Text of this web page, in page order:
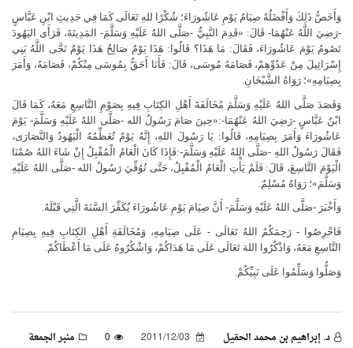
وَأَخَصُّ ذَلِكَ وَأَفْضَلُهُ صِيَامُ يَوْمِ عَاشُورَاءَ؛ شُكْرًا للهِ تَعَالَى كَمَا فِي حَدِيثِ ابْنِ عَبَّاسٍ
-رَضِيَ اللَّهُ عَنْهُمَا- قَالَ: «قَدِمَ النَّبِيُّ -صَلَّى اللهُ عَلَيْهِ وَسَلَّمَ- المَدِينَةَ، فَرَأَى اليَهُودَ
تَصُومُ يَوْمَ عَاشُورَاءَ، فَقَالَ: مَا هَذَا؟ قَالُوا: هَذَا يَوْمٌ صَالِحٌ هَذَا يَوْمٌ نَجَّى اللَّهُ بَنِي
إِسْرَائِيلَ مِنْ عَدُوِّهِمْ، فَصَامَهُ مُوسَى، قَالَ: فَأَنَا أَحَقُّ بِمُوسَى مِنْكُمْ، فَصَامَهُ، وَأَمَرَ
بِصِيَامِهِ»؛ رَوَاهُ الشَّيْخَانِ.
وَقَصَدَ صَلَّى اللهُ عَلَيْهِ وَسَلَّمَ مُخَالَفَةَ أَهْلِ الكِتَابِ فِيهِ بِصَوْمِ التَّاسِعِ مَعَهُ، كَمَا قَالَ
ابْنُ عَبَّاسٍ -رَضِيَ اللهُ عَنْهُمَا-:«حِينَ صَامَ رَسُولُ الله -صَلَّى اللهُ عَلَيْهِ وَسَلَّمَ- يَوْمَ
عَاشُورَاءَ وَأَمَرَ بِصِيَامِهِ، قَالُوا: يَا رَسُولَ اللهِ، إِنَّهُ يَوْمٌ تُعَظِّمُهُ الْيَهُودُ وَالنَّصَارَى،
فَقَالَ رَسُولُ اللهِ -صَلَّى اللهُ عَلَيْهِ وَسَلَّمَ-:فَإِذَا كَانَ الْعَامُ الْمُقْبِلُ إِنْ شَاءَ اللهُ صُمْنَا
الْيَوْمَ التَّاسِعَ، قَالَ: فَلَمْ يَأْتِ الْعَامُ الْمُقْبِلُ، حَتَّى تُوُفِّيَ رَسُولُ الله -صَلَّى اللهُ عَلَيْهِ
وَسَلَّمَ»؛ رَوَاهُ مُسْلِمٌ.
وَأَخْبَرَ -صَلَّى اللهُ عَلَيْهِ وَسَلَّمَ- أَنَّ صِيَامَ يَوْمِ عَاشُورَاءَ يُكَفِّرَ السَّنَةَ الَّتِي قَبْلَهُ.
فَاحْرِصُوا - رَحِمَكُمُ اللهُ تَعَالَى - عَلَى صِيَامِهِ، وَمُخَالَفَةِ أَهْلِ الكِتَابِ فِيهِ بِصِيَامِ
التَّاسِعِ مَعَهُ، وَاذْكُرُوا اللهَ تَعَالَى عَلَى مَا هَدَاكُمْ، وَاشْكُرُوهُ عَلَى مَا أَعْطَاكُمْ.
وَصَلُّوا وَسَلِّمُوا عَلَى نَبِيِّكُمْ.
د. إبراهيم بن محمد الحقيل 0 منبر الجمعة